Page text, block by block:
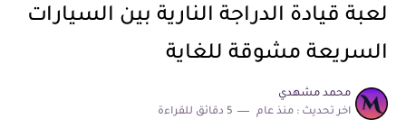
تطبيق لتعديل و تحرير الصور والتحكم بالألوان بسهولة ومع خيارات...
لعبة قيادة الدراجة النارية بين السيارات
السريعة مشوقة للغاية
محمد مشهدي
اخر تحديث : منذ عام 5 دقائق للقراءة